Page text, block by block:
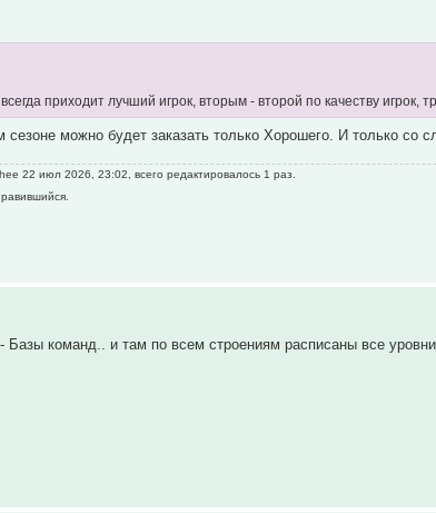
приходит лучший игрок, вторым - второй по качеству игрок,
можно будет заказать только Хорошего. И только со
22 июл 2026, 23:02, всего редактировалось 1 раз.
команд.. и там по всем строениям расписаны все